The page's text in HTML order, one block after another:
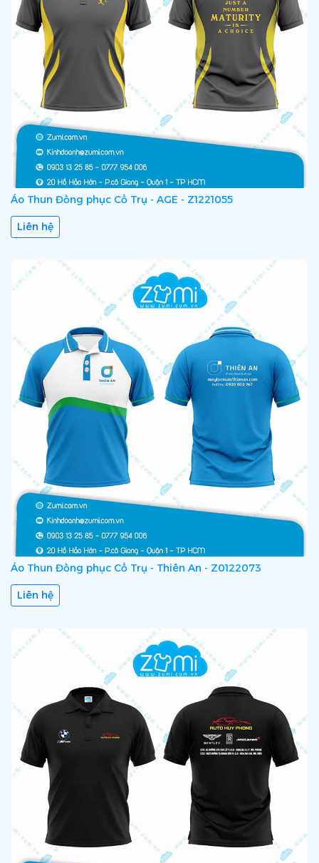
Áo Thun Đồng phục Cổ Trụ - AGE - Z1221055
Liên hệ
Áo Thun Đồng phục Cổ Trụ - Thiên An - Z0122073
Liên hệ